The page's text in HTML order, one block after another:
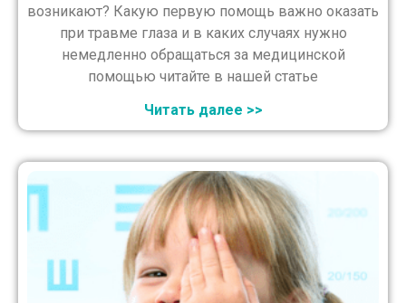
возникают? Какую первую помощь важно оказать
при травме глаза и в каких случаях нужно
немедленно обращаться за медицинской
помощью читайте в нашей статье
Читать далее >>